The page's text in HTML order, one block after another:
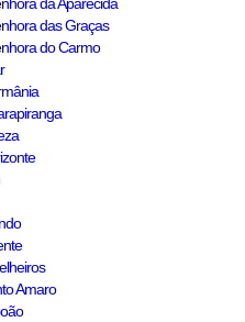
da Aparecida
das Graças
do Carmo
Amaro